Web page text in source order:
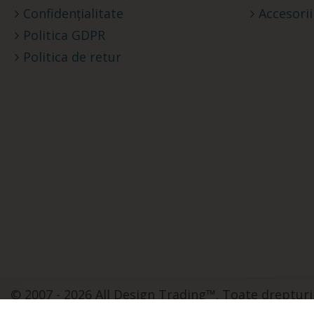
Confidențialitate
Politica GDPR
Politica de retur
© 2007 - 2026 All Design Trading™. Toate